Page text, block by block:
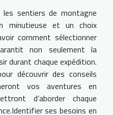
sentiers de montagne
minutieuse et un choix
comment sélectionner
non seulement la
durant chaque expédition.
découvrir des conseils
vos aventures en
d’aborder chaque
ses besoins en